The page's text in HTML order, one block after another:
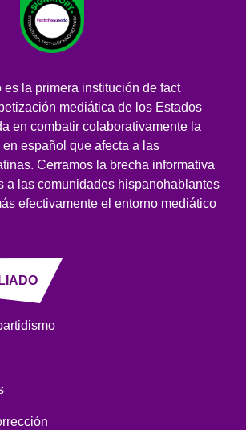
es la primera institución de fact
mediática de los Estados
en combatir colaborativamente la
español que afecta a las
Cerramos la brecha informativa
a las comunidades hispanohablantes
efectivamente el entorno mediático